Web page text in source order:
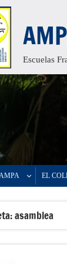
Escuelas
EL
asamblea